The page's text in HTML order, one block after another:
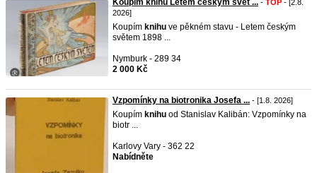
Koupím knihu Letem českým svět ... - TOP - [2.8.
2026]
Koupím knihu ve pěkném stavu - Letem českým
světem 1898 ...
Nymburk - 289 34
2 000 Kč
Vzpomínky na biotronika Josefa ... - [1.8. 2026]
Koupím knihu od Stanislav Kalibán: Vzpomínky na
biotr ...
Karlovy Vary - 362 22
Nabídněte